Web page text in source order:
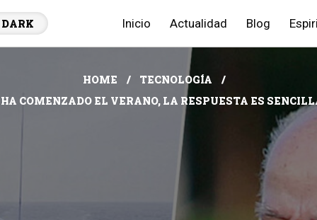
DARK Inicio Actualidad Blog
HOME
TECNOLOGÍA
COMENZADO EL VERANO, LA RESPUESTA ES